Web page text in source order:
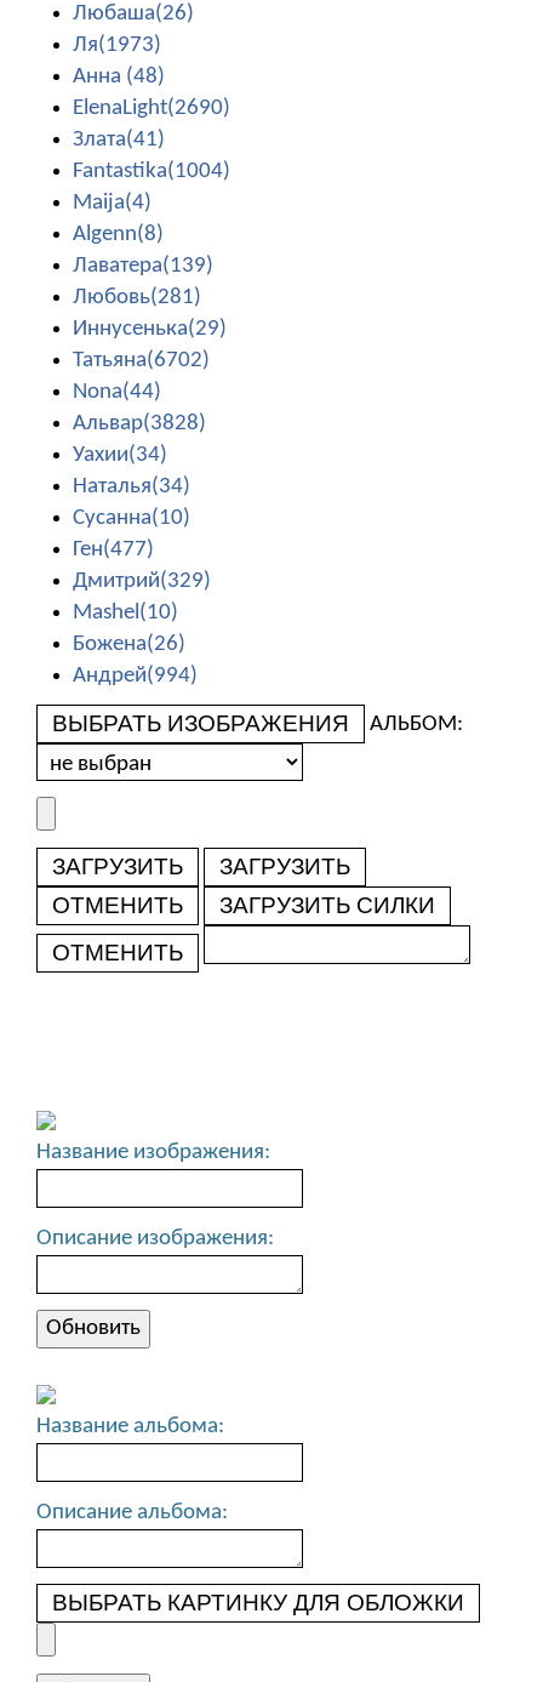
Любаша(26)
Ля(1973)
Анна (48)
ElenaLight(2690)
Злата(41)
Fantastika(1004)
Maija(4)
Algenn(8)
Лаватера(139)
Любовь(281)
Иннусенька(29)
Татьяна(6702)
Nona(44)
Альвар(3828)
Уахии(34)
Наталья(34)
Сусанна(10)
Ген(477)
Дмитрий(329)
Mashel(10)
Божена(26)
Андрей(994)
ВЫБРАТЬ ИЗОБРАЖЕНИЯ АЛЬБОМ:
ЗАГРУЗИТЬ
ЗАГРУЗИТЬ
ОТМЕНИТЬ
ЗАГРУЗИТЬ СИЛКИ
ОТМЕНИТЬ
Название изображения:
Описание изображения:
Название альбома:
Описание альбома:
ВЫБРАТЬ КАРТИНКУ ДЛЯ ОБЛОЖКИ